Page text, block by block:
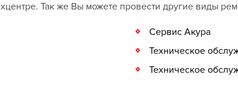
Так же Вы можете провести другие виды
Сервис Акура
Техническое
Техническое